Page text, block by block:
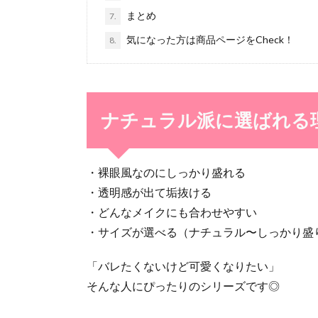
7. まとめ
8. 気になった方は商品ページをCheck！
ナチュラル派に選ばれる
・裸眼風なのにしっかり盛れる
・透明感が出て垢抜ける
・どんなメイクにも合わせやすい
・サイズが選べる（ナチュラル〜しっかり盛
「バレたくないけど可愛くなりたい」
そんな人にぴったりのシリーズです◎